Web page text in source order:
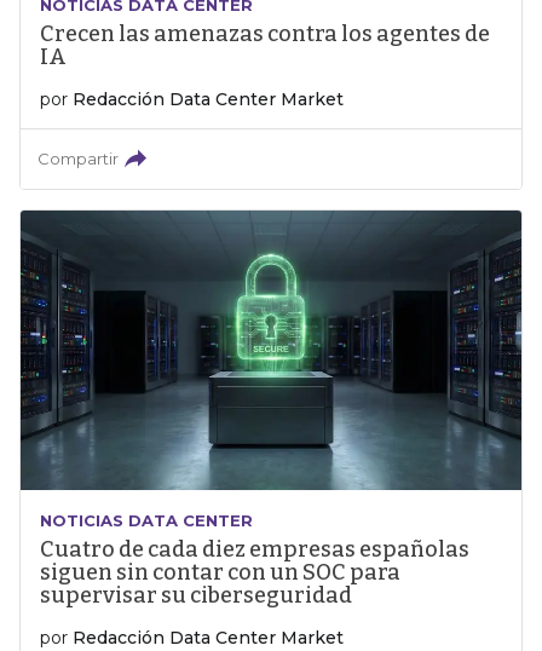
NOTICIAS DATA CENTER
Crecen las amenazas contra los agentes de
IA
por Redacción Data Center Market
Compartir
NOTICIAS DATA CENTER
Cuatro de cada diez empresas españolas
siguen sin contar con un SOC para
supervisar su ciberseguridad
por Redacción Data Center Market